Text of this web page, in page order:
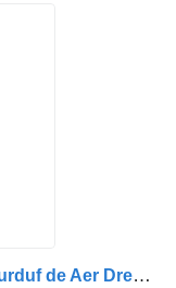
Suspension pneumatique Scania Burduf de Aer Dreapta pentru pour camion Scania (Coduri: 1903608, 1774804, 2357460, 2198915, 1944314)